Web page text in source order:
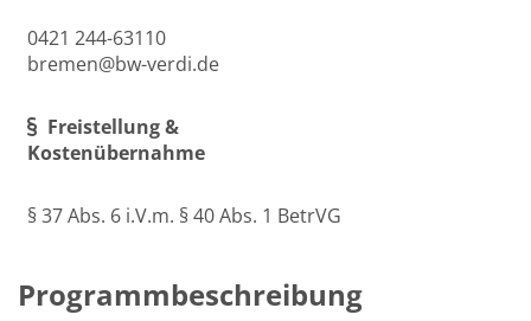
0421 244-63110
bremen@bw-verdi.de
Freistellung &
Kostenübernahme
§ 37 Abs. 6 i.V.m. § 40 Abs. 1 BetrVG
Programmbeschreibung